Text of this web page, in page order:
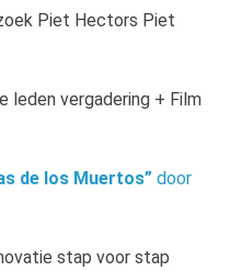
Piet Hectors Piet
leden vergadering + Film
de los Muertos” door
stap voor stap